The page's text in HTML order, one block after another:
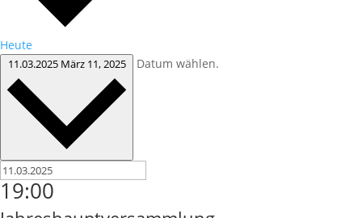
Heute
11.03.2025 März 11, 2025 Datum wählen.
19:00